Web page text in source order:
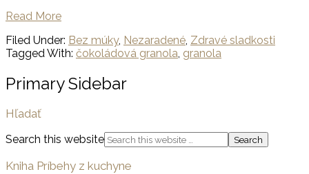
Read More
Filed Under: Bez múky, Nezaradené Zdravé sladkosti
Tagged With: čokoládová granola granola
Primary Sidebar
Hľadať
Search this website
Kniha Príbehy z kuchyne